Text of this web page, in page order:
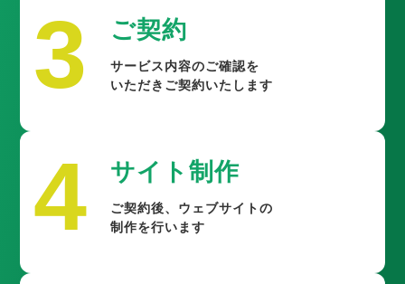
3 ご契約
サービス内容のご確認を
いただきご契約いたします
4 サイト制作
ご契約後、ウェブサイトの
制作を行います